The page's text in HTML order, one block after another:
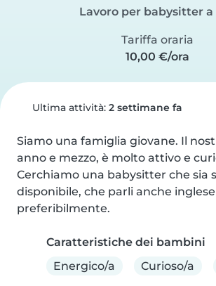
Lavoro per babysitter a
Tariffa oraria
10,00 €/ora
Ultima attività: 2 settimane fa
Siamo una famiglia giovane. Il
anno e mezzo, è molto attivo e
Cerchiamo una babysitter che sia
disponibile, che parli anche inglese
preferibilmente.
Caratteristiche dei bambini
Energico/a
Curioso/a